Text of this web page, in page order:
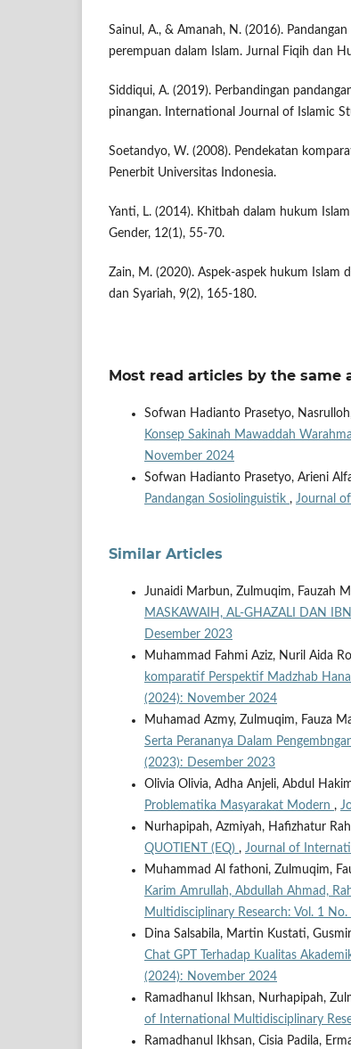
Sainul, A., & Amanah, N. (2016).
perempuan dalam Islam. Jurnal Fiqih dan
Siddiqui, A. (2019). Perbandingan
pinangan. International Journal of Islamic
Soetandyo, W. (2008). Pendekatan
Penerbit Universitas Indonesia.
Yanti, L. (2014). Khitbah dalam hukum
Gender, 12(1), 55-70.
Zain, M. (2020). Aspek-aspek hukum Islam
dan Syariah, 9(2), 165-180.
Most read articles by the same
Sofwan Hadianto Prasetyo,
Konsep Sakinah Mawaddah
November 2024
Sofwan Hadianto Prasetyo, Arieni
Pandangan Sosiolinguistik , Journal
Similar Articles
Junaidi Marbun, Zulmuqim, Fauzah
MASKAWAIH, AL-GHAZALI DAN
Desember 2023
Muhammad Fahmi Aziz, Nuril Aida
komparatif Perspektif Madzhab
(2024): November 2024
Muhamad Azmy, Zulmuqim, Fauza
Serta Perananya Dalam
(2023): Desember 2023
Olivia Olivia, Adha Anjeli, Abdul
Problematika Masyarakat Modern ,
Nurhapipah, Azmiyah, Hafizhatur
QUOTIENT (EQ) , Journal of
Muhammad Al fathoni, Zulmuqim,
Karim Amrullah, Abdullah Ahmad,
Multidisciplinary Research: Vol. 1
Dina Salsabila, Martin Kustati,
Chat GPT Terhadap Kualitas
(2024): November 2024
Ramadhanul Ikhsan, Nurhapipah,
of International Multidisciplinary
Ramadhanul Ikhsan, Cisia Padila,